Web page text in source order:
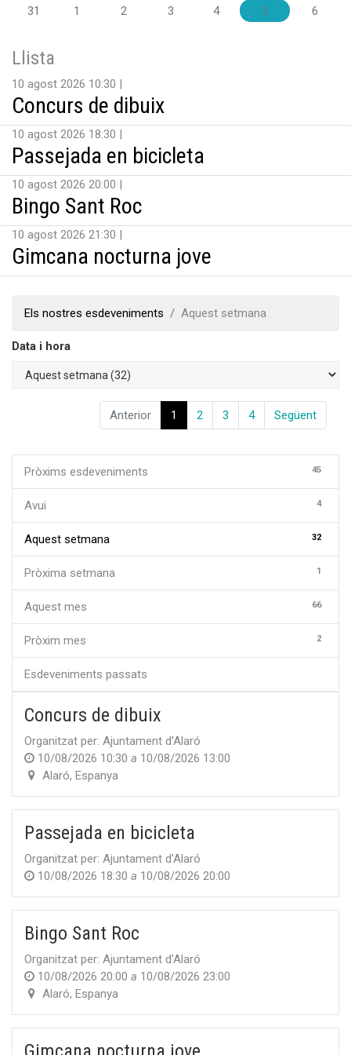
31 1 2 3 4 5 6
Llista
10 agost 2026 10:30
Concurs de dibuix
10 agost 2026 18:30
Passejada en bicicleta
10 agost 2026 20:00
Bingo Sant Roc
10 agost 2026 21:30
Gimcana nocturna jove
Els nostres esdeveniments Aquest setmana
Data i hora
Anterior 1 2 3 4 Següent
Pròxims esdeveniments 45
Avui 4
Aquest setmana 32
Pròxima setmana 1
Aquest mes 66
Pròxim mes 2
Esdeveniments passats
Concurs de dibuix
Organitzat per: Ajuntament d'Alaró
10/08/2026 10:30 a 10/08/2026 13:00
Alaró,Espanya
Passejada en bicicleta
Organitzat per: Ajuntament d'Alaró
10/08/2026 18:30 a 10/08/2026 20:00
Bingo Sant Roc
Organitzat per: Ajuntament d'Alaró
10/08/2026 20:00 a 10/08/2026 23:00
Alaró,Espanya